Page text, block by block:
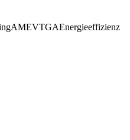
AMEVTGAEnergieeffizienz